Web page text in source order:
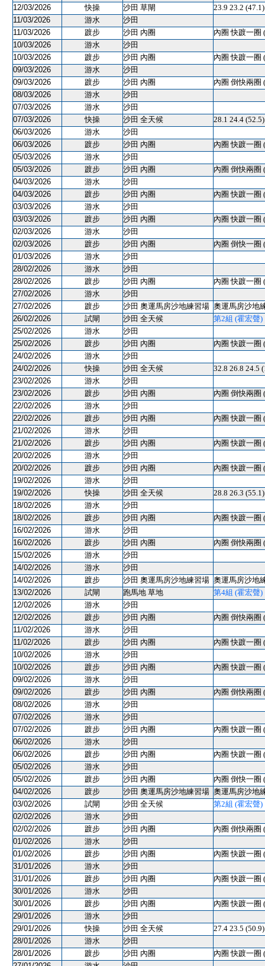
12/03/2026
快操 沙田 草閘
23.9 23.2
11/03/2026
游水
沙田
11/03/2026
踱步 沙田 內圈
內圈 快踱一圈
10/03/2026
游水
沙田
10/03/2026
踱步 沙田 內圈
內圈 快踱一圈
09/03/2026
游水
沙田
09/03/2026
踱步 沙田 內圈
內圈 倒快兩圈
08/03/2026
游水
沙田
07/03/2026
游水
沙田
07/03/2026
快操 沙田 全天候
28.1 24.4
06/03/2026
游水
沙田
06/03/2026
踱步 沙田 內圈
內圈 快踱一圈
05/03/2026
游水
沙田
05/03/2026
踱步 沙田 內圈
內圈 倒快兩圈
04/03/2026
游水
沙田
04/03/2026
踱步 沙田 內圈
內圈 快踱一圈
03/03/2026
游水
沙田
03/03/2026
踱步 沙田 內圈
內圈 快踱一圈
02/03/2026
游水
沙田
02/03/2026
踱步 沙田 內圈
內圈 倒快一圈
01/03/2026
游水
沙田
28/02/2026
游水
沙田
28/02/2026
踱步 沙田 內圈
內圈 快踱一圈
27/02/2026
游水
沙田
27/02/2026
踱步 沙田 奧運馬房沙地練習場 奧運馬房沙地
26/02/2026
試閘 沙田 全天候
第2組 (霍宏聲)
25/02/2026
游水
沙田
25/02/2026
踱步 沙田 內圈
內圈 快踱一圈
24/02/2026
游水
沙田
24/02/2026
快操 沙田 全天候
32.8 26.8 24.5
23/02/2026
游水
沙田
23/02/2026
踱步 沙田 內圈
內圈 倒快兩圈
22/02/2026
游水
沙田
22/02/2026
踱步 沙田 內圈
內圈 快踱一圈
21/02/2026
游水
沙田
21/02/2026
踱步 沙田 內圈
內圈 快踱一圈
20/02/2026
游水
沙田
20/02/2026
踱步 沙田 內圈
內圈 快踱一圈
19/02/2026
游水
沙田
19/02/2026
快操 沙田 全天候
28.8 26.3
18/02/2026
游水
沙田
18/02/2026
踱步 沙田 內圈
內圈 快踱一圈
16/02/2026
游水
沙田
16/02/2026
踱步 沙田 內圈
內圈 倒快兩圈
15/02/2026
游水
沙田
14/02/2026
游水
沙田
14/02/2026
踱步 沙田 奧運馬房沙地練習場 奧運馬房沙地
13/02/2026
試閘 跑馬地 草地
第4組 (霍宏聲)
12/02/2026
游水
沙田
12/02/2026
踱步 沙田 內圈
內圈 倒快兩圈
11/02/2026
游水
沙田
11/02/2026
踱步 沙田 內圈
內圈 快踱一圈
10/02/2026
游水
沙田
10/02/2026
踱步 沙田 內圈
內圈 快踱一圈
09/02/2026
游水
沙田
09/02/2026
踱步 沙田 內圈
內圈 倒快兩圈
08/02/2026
游水
沙田
07/02/2026
游水
沙田
07/02/2026
踱步 沙田 內圈
內圈 快踱一圈
06/02/2026
游水
沙田
06/02/2026
踱步 沙田 內圈
內圈 快踱一圈
05/02/2026
游水
沙田
05/02/2026
踱步 沙田 內圈
內圈 倒快一圈
04/02/2026
踱步 沙田 奧運馬房沙地練習場 奧運馬房沙地
03/02/2026
試閘 沙田 全天候
第2組 (霍宏聲)
02/02/2026
游水
沙田
02/02/2026
踱步 沙田 內圈
內圈 倒快兩圈
01/02/2026
游水
沙田
01/02/2026
踱步 沙田 內圈
內圈 快踱一圈
31/01/2026
游水
沙田
31/01/2026
踱步 沙田 內圈
內圈 快踱一圈
30/01/2026
游水
沙田
30/01/2026
踱步 沙田 內圈
內圈 快踱一圈
29/01/2026
游水
沙田
29/01/2026
快操 沙田 全天候
27.4 23.5
28/01/2026
游水
沙田
28/01/2026
踱步 沙田 內圈
內圈 快踱一圈